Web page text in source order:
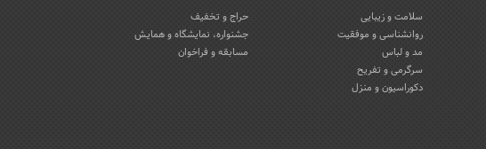
سلامت و زیبایی
روانشناسی و موفقیت
مد و لباس
سرگرمی و تفریح
دکوراسیون و منزل
حراج و تخفیف
جشنواره، نمایشگاه و همایش
مسابقه و فراخوان